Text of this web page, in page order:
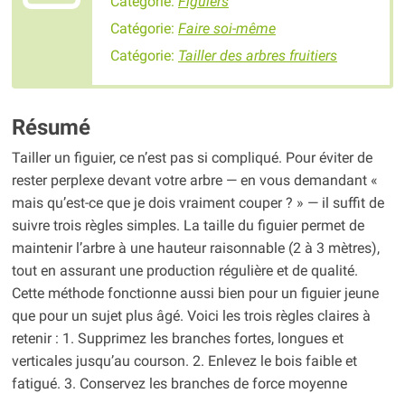
Catégorie: Faire soi-même
Catégorie: Tailler des arbres fruitiers
Résumé
Tailler un figuier, ce n’est pas si compliqué. Pour éviter de
rester perplexe devant votre arbre — en vous demandant «
mais qu’est-ce que je dois vraiment couper ? » — il suffit de
suivre trois règles simples. La taille du figuier permet de
maintenir l’arbre à une hauteur raisonnable (2 à 3 mètres),
tout en assurant une production régulière et de qualité.
Cette méthode fonctionne aussi bien pour un figuier jeune
que pour un sujet plus âgé. Voici les trois règles claires à
retenir : 1. Supprimez les branches fortes, longues et
verticales jusqu’au courson. 2. Enlevez le bois faible et
fatigué. 3. Conservez les branches de force moyenne